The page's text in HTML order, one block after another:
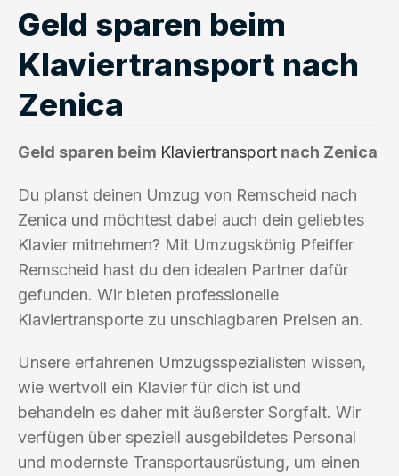
Geld sparen beim
Klaviertransport nach
Zenica
Geld sparen beim Klaviertransport nach Zenica
Du planst deinen Umzug von Remscheid nach
Zenica und möchtest dabei auch dein geliebtes
Klavier mitnehmen? Mit Umzugskönig Pfeiffer
Remscheid hast du den idealen Partner dafür
gefunden. Wir bieten professionelle
Klaviertransporte zu unschlagbaren Preisen an.
Unsere erfahrenen Umzugsspezialisten wissen,
wie wertvoll ein Klavier für dich ist und
behandeln es daher mit äußerster Sorgfalt. Wir
verfügen über speziell ausgebildetes Personal
und modernste Transportausrüstung, um einen